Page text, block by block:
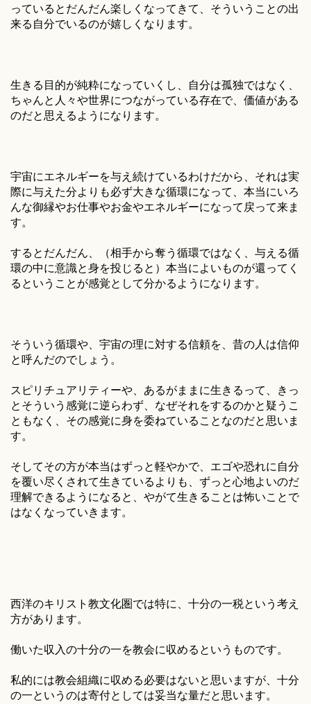
っているとだんだん楽しくなってきて、そういうことの出
来る自分でいるのが嬉しくなります。
生きる目的が純粋になっていくし、自分は孤独ではなく、
ちゃんと人々や世界につながっている存在で、価値がある
のだと思えるようになります。
宇宙にエネルギーを与え続けているわけだから、それは実
際に与えた分よりも必ず大きな循環になって、本当にいろ
んな御縁やお仕事やお金やエネルギーになって戻って来ま
す。
するとだんだん、（相手から奪う循環ではなく、与える循
環の中に意識と身を投じると）本当によいものが還ってく
るということが感覚として分かるようになります。
そういう循環や、宇宙の理に対する信頼を、昔の人は信仰
と呼んだのでしょう。
スピリチュアリティーや、あるがままに生きるって、きっ
とそういう感覚に逆らわず、なぜそれをするのかと疑うこ
ともなく、その感覚に身を委ねていることなのだと思いま
す。
そしてその方が本当はずっと軽やかで、エゴや恐れに自分
を覆い尽くされて生きているよりも、ずっと心地よいのだ
理解できるようになると、やがて生きることは怖いことで
はなくなっていきます。
西洋のキリスト教文化圏では特に、十分の一税という考え
方があります。
働いた収入の十分の一を教会に収めるというものです。
私的には教会組織に収める必要はないと思いますが、十分
の一というのは寄付としては妥当な量だと思います。